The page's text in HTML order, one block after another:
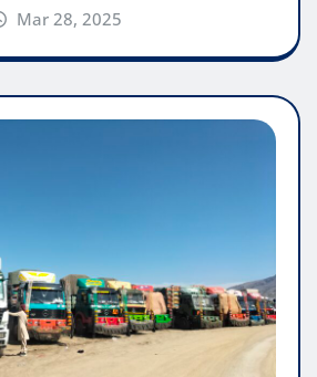
Mar 28, 2025